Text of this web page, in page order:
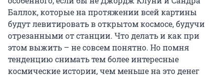
Баллок, которые на протяжении всей картины
будут левитировать в открытом космосе, будучи
отрезанными от станции. Что делать и как при
этом выжить – не совсем понятно. Но помня
тенденцию снимать тем более интересные
космические истории, чем меньше на это денег